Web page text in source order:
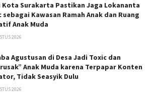
Kota Surakarta Pastikan Jaga Lokananta
sebagai Kawasan Ramah Anak dan Ruang
Anak Muda
2026
Agustusan di Desa Jadi Toxic dan
Anak Muda karena Terpapar Konten
Tidak Seasyik Dulu
2026